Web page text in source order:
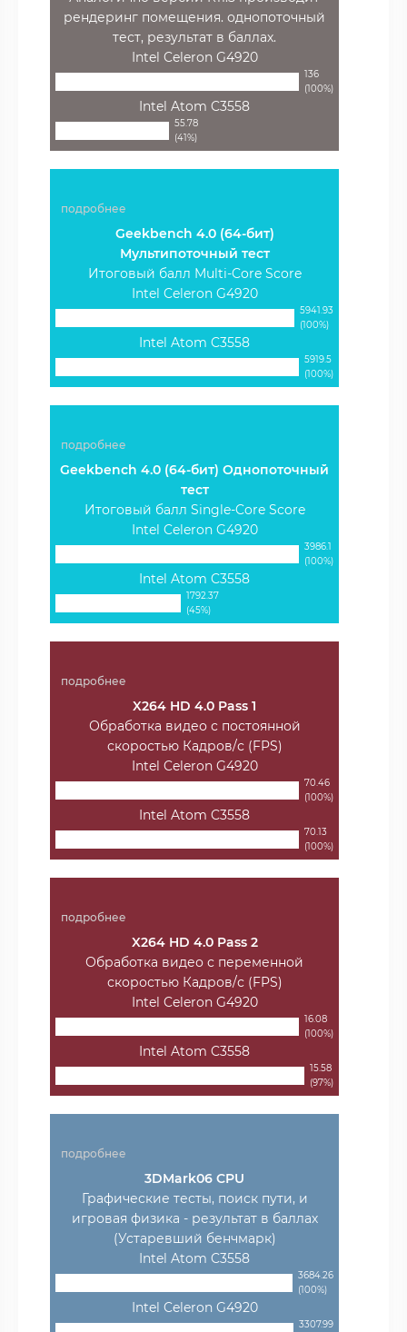
рендеринг помещения. однопоточный
тест, результат в баллах.
Intel Celeron G4920
136
(100%)
Intel Atom C3558
55.78
(41%)
подробнее
Geekbench 4.0 (64-бит)
Мультипоточный тест
Итоговый балл Multi-Core Score
Intel Celeron G4920
5941.93
(100%)
Intel Atom C3558
5919.5
(100%)
подробнее
Geekbench 4.0 (64-бит) Однопоточный
тест
Итоговый балл Single-Core Score
Intel Celeron G4920
3986.1
(100%)
Intel Atom C3558
1792.37
(45%)
подробнее
X264 HD 4.0 Pass 1
Обработка видео с постоянной
скоростью Кадров/с (FPS)
Intel Celeron G4920
70.46
(100%)
Intel Atom C3558
70.13
(100%)
подробнее
X264 HD 4.0 Pass 2
Обработка видео с переменной
скоростью Кадров/с (FPS)
Intel Celeron G4920
16.08
(100%)
Intel Atom C3558
15.58
(97%)
подробнее
3DMark06 CPU
Графические тесты, поиск пути, и
игровая физика - результат в баллах
(Устаревший бенчмарк)
Intel Atom C3558
3684.26
(100%)
Intel Celeron G4920
3307.99